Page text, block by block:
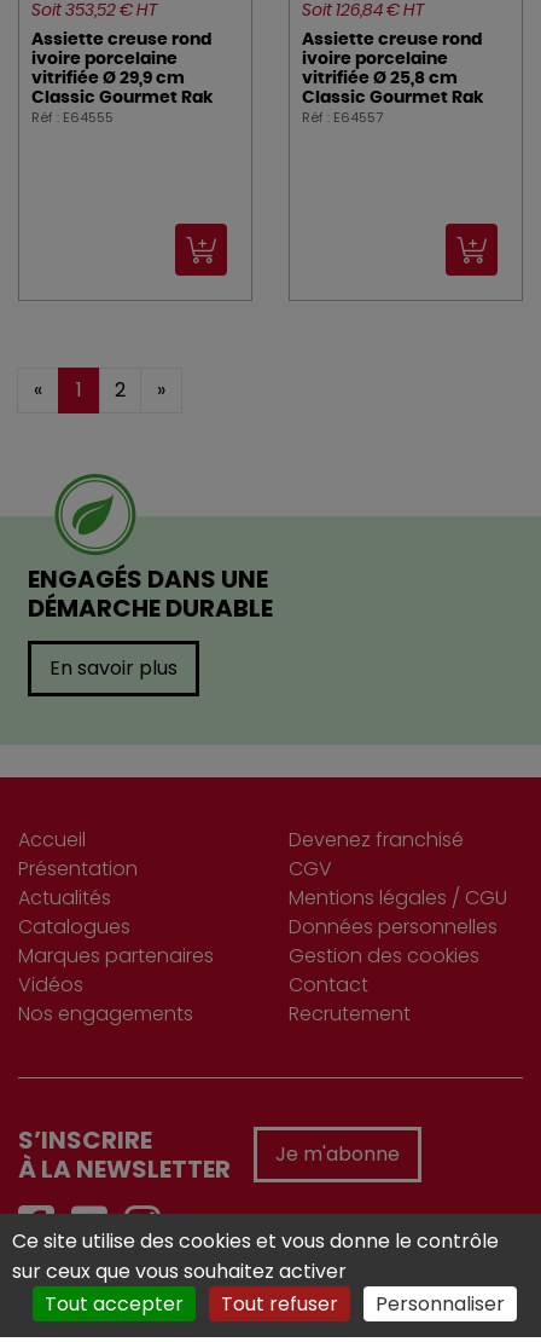
Soit 353,52 € HT
Assiette creuse rond
ivoire porcelaine
vitrifiée Ø 29,9 cm
Classic Gourmet Rak
Réf : E64555
Soit 126,84 € HT
Assiette creuse rond
ivoire porcelaine
vitrifiée Ø 25,8 cm
Classic Gourmet Rak
Réf : E64557
« 1 2 »
ENGAGÉS DANS UNE
DÉMARCHE DURABLE
En savoir plus
Accueil
Présentation
Actualités
Catalogues
Marques partenaires
Vidéos
Nos engagements
Devenez franchisé
CGV
Mentions légales / CGU
Données personnelles
Gestion des cookies
Contact
Recrutement
S’INSCRIRE
À LA NEWSLETTER
Je m'abonne
Réalisé avec :
Ce site utilise des cookies et vous donne le contrôle
sur ceux que vous souhaitez activer
Tout accepter
Tout refuser Personnaliser